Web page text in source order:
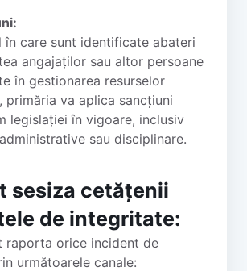
în care sunt identificate abateri
angajaților sau altor persoane
în gestionarea resurselor
primăria va aplica sancțiuni
legislației în vigoare, inclusiv
sau disciplinare.
sesiza cetățenii
de integritate:
raporta orice incident de
următoarele canale: